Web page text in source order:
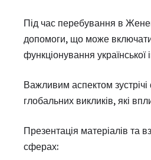
Під час перебування в
допомоги, що може включати
функціонування української
Важливим аспектом
глобальних викликів, які
Презентація матеріалів та
сферах: